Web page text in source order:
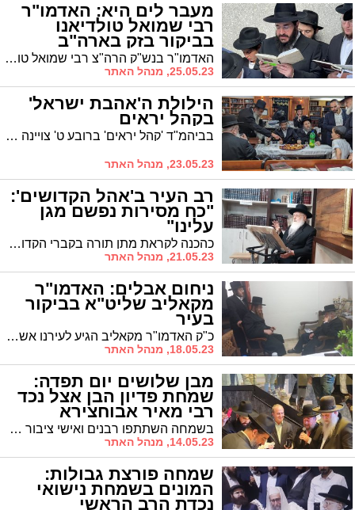
מעבר לים היא: האדמו"ר
רבי שמואל טולדיאנו
בביקור בזק בארה"ב
האדמו"ר בנש"ק הרה"צ רבי שמואל טולידאנו שליט"א נכדו של האדמו"ר הבבא מאיר זצוק"ל ראש מוסדות התורה והחסד "בית מאיר" בסיטי, ערך ביקור בזק בארה"ב
25.05.23, מנהל האתר
הילולת ה'אהבת ישראל'
בקהל יראים
בביהמ"ד 'קהל יראים' ברובע ט' צויינה הילולת ה'אהבת ישראל' מויזניץ זי"ע. רב הקהילה הגר"ב הגר נשא דברים
23.05.23, מנהל האתר
רב העיר ב'אהל הקדושים':
"כח מסירות נפשם מגן
עלינו"
כהכנה לקראת מתן תורה בקברי הקדושים ב"אהל הצדיקים" בקרית מלאכי: הגר"ח פינטו המרא דאתרא בתיקון כרת האחרון בגילוי על הצדיקים בדור האחרון בגודל מעלתם במידת "מסירות נפש"
21.05.23, מנהל האתר
ניחום אבלים: האדמו"ר
מקאליב שליט"א בביקור
בעיר
כ"ק האדמו"ר מקאליב הגיע לעירנו אשדוד לניחום אבלים אצל אחד מחסידיו: ר' זאב קובאץ
18.05.23, מנהל האתר
מבן שלושים יום תפדה:
שמחת פדיון הבן אצל נכד
רבי מאיר אבוחצירא
בשמחה השתתפו רבנים ואישי ציבור חשובים * רה"ע זכה למחמאות: "מקומך באשדוד עד עולם"
14.05.23, מנהל האתר
שמחה פורצת גבולות:
המונים בשמחת נישואי
נכדת הרב הראשי